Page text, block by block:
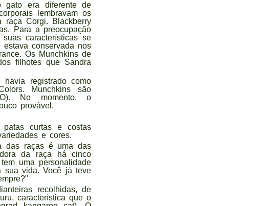
gato era diferente de
lembravam os
Corgi. Blackberry
Para a preocupação
características se
conservada nos
Os Munchkins de
filhotes que Sandra
registrado como
Munchkins são
No momento, o
provável.
curtas e costas
e cores.
das raças é uma das
da raça há cinco
uma personalidade
sua vida. Você já teve
recolhidas, de
característica que o